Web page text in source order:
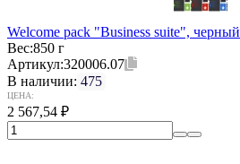
Welcome pack "Business suite", черный
Вес:850 г
Артикул:320006.07
В наличии: 475
ЦЕНА:
2 567,54 ₽